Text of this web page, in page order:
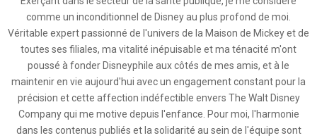
comme un inconditionnel de Disney au plus profond de moi.
Véritable expert passionné de l'univers de la Maison de Mickey et de
toutes ses filiales, ma vitalité inépuisable et ma ténacité m'ont
poussé à fonder Disneyphile aux côtés de mes amis, et à le
maintenir en vie aujourd'hui avec un engagement constant pour la
précision et cette affection indéfectible envers The Walt Disney
Company qui me motive depuis l'enfance. Pour moi, l'harmonie
dans les contenus publiés et la solidarité au sein de l'équipe sont